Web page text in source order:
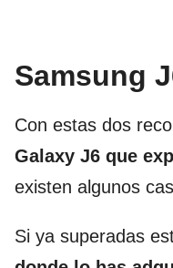
Samsung
Con estas dos
Galaxy J6 que
existen algunos
Si ya superadas